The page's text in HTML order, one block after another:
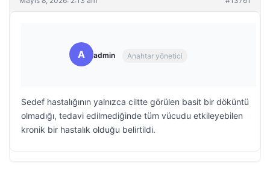
A admin Anahtar yönetici
Sedef hastalığının yalnızca ciltte görülen basit bir döküntü
olmadığı, tedavi edilmediğinde tüm vücudu etkileyebilen
kronik bir hastalık olduğu belirtildi.